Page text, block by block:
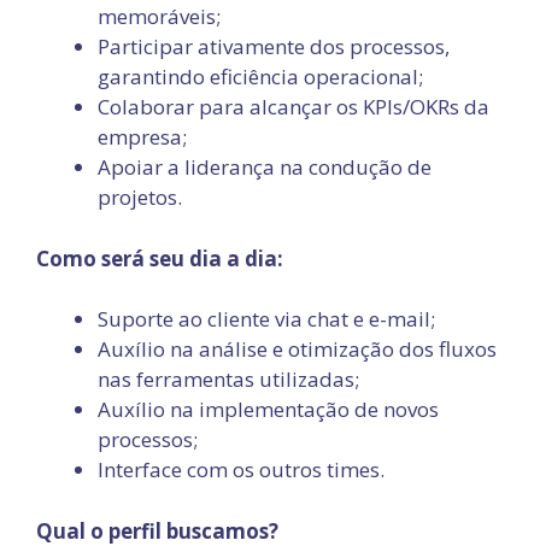
memoráveis;
Participar ativamente dos processos,
garantindo eficiência operacional;
Colaborar para alcançar os KPIs/OKRs da
empresa;
Apoiar a liderança na condução de
projetos.
Como será seu dia a dia:
Suporte ao cliente via chat e e-mail;
Auxílio na análise e otimização dos fluxos
nas ferramentas utilizadas;
Auxílio na implementação de novos
processos;
Interface com os outros times.
Qual o perfil buscamos?